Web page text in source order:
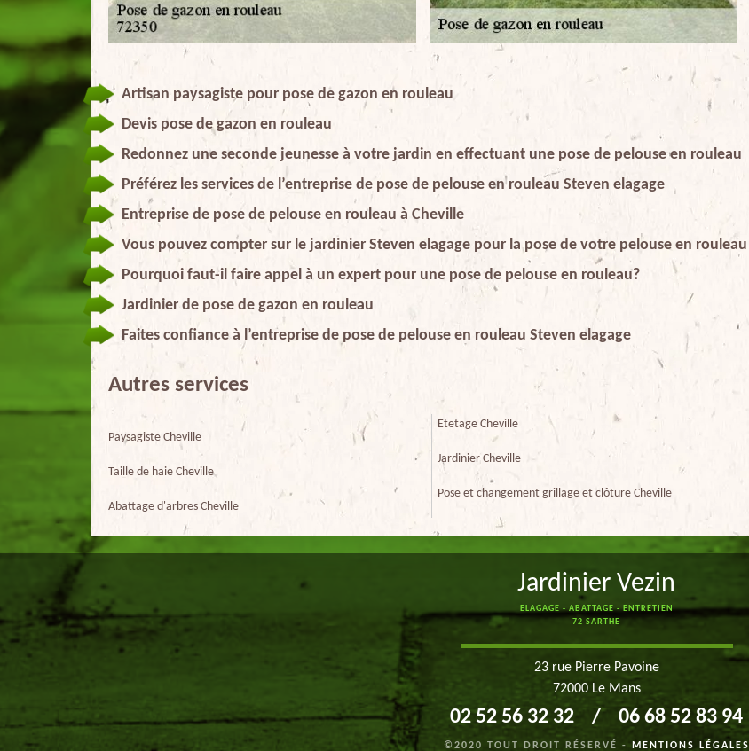
Artisan paysagiste pour pose de gazon en rouleau
Devis pose de gazon en rouleau
Redonnez une seconde jeunesse à votre jardin en effectuant une pose de pelouse en rouleau
Préférez les services de l’entreprise de pose de pelouse en rouleau Steven elagage
Entreprise de pose de pelouse en rouleau à Cheville
Vous pouvez compter sur le jardinier Steven elagage pour la pose de votre pelouse en rouleau
Pourquoi faut-il faire appel à un expert pour une pose de pelouse en rouleau?
Jardinier de pose de gazon en rouleau
Faites confiance à l’entreprise de pose de pelouse en rouleau Steven elagage
Autres services
Paysagiste Cheville
Taille de haie Cheville
Abattage d'arbres Cheville
Etetage Cheville
Jardinier Cheville
Pose et changement grillage et clôture Cheville
Jardinier Vezin
ELAGAGE - ABATTAGE - ENTRETIEN
72 SARTHE
23 rue Pierre Pavoine
72000 Le Mans
02 52 56 32 32 / 06 68 52 83 94
©2020 TOUT DROIT RÉSERVÉ - MENTIONS LÉGALES